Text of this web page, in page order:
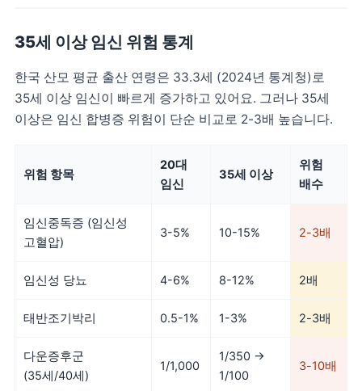
35세 이상 임신 위험 통계
한국 산모 평균 출산 연령은 33.3세 (2024년 통계청)로
35세 이상 임신이 빠르게 증가하고 있어요. 그러나 35세
이상은 임신 합병증 위험이 단순 비교로 2-3배 높습니다.
위험 항목
20대
임신
35세 이상
위험
배수
임신중독증 (임신성
고혈압)
3-5% 10-15% 2-3배
임신성 당뇨 4-6% 8-12% 2배
태반조기박리 0.5-1% 1-3% 2-3배
다운증후군
(35세/40세)
1/1,000
1/350 →
1/100
3-10배